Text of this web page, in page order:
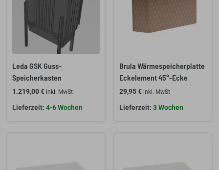
Leda GSK Guss-
Speicherkasten
1.219,00€ inkl. MwSt
4-6 Wochen
Brula Wärmespeicherplatte
Eckelement 45°-Ecke
29,95€ inkl. MwSt
3 Wochen